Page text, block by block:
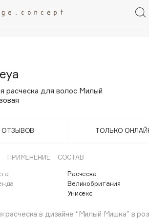
расческа для волос Милый
ОТЗЫВОВ ТОЛЬКО
ПРИМЕНЕНИЕ СОСТАВ
Расческа
Великобритания
Унисекс
расческа в дизайне “Милый Мишка” в